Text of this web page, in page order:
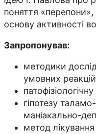
поняття
основу активності
Запропонував:
методики
умовних
гіпотезу
маніакально-
метод